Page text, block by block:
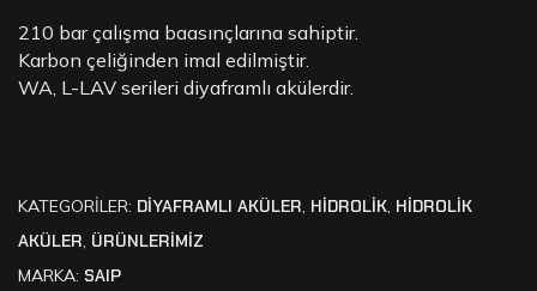
210 bar çalışma baasınçlarına sahiptir.
Karbon çeliğinden imal edilmiştir.
WA, L-LAV serileri diyaframlı akülerdir.
KATEGORILER: DIYAFRAMLI AKÜLER, HİDROLİK, HİDROLİK
AKÜLER, ÜRÜNLERİMİZ
MARKA: SAIP